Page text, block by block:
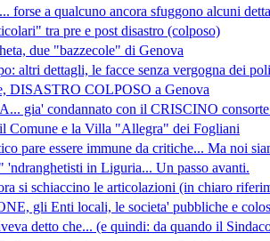
forse a qualcuno ancora sfuggono alcuni
tra pre e post disastro (colposo)
due "bazzecole" di Genova
altri dettagli, le facce senza vergogna dei
DISASTRO COLPOSO a Genova
gia' condannato con il CRISCINO
Comune e la Villa "Allegra" dei Fogliani
pare essere immune da critiche... Ma noi
in Liguria... Un passo avanti.
si schiaccino le articolazioni (in chiaro
gli Enti locali, le societa' pubbliche e
detto che... (e quindi: da quando il